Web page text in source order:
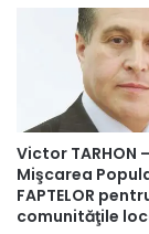
Victor TARHON
Mişcarea
FAPTELOR
comunităţile